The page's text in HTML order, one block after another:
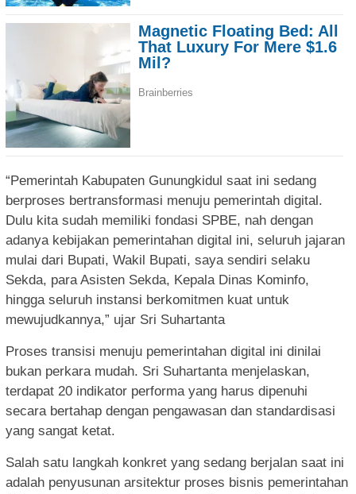
“Pemerintah Kabupaten Gunungkidul saat ini sedang
berproses bertransformasi menuju pemerintah digital.
Dulu kita sudah memiliki fondasi SPBE, nah dengan
adanya kebijakan pemerintahan digital ini, seluruh jajaran
mulai dari Bupati, Wakil Bupati, saya sendiri selaku
Sekda, para Asisten Sekda, Kepala Dinas Kominfo,
hingga seluruh instansi berkomitmen kuat untuk
mewujudkannya,” ujar Sri Suhartanta
Proses transisi menuju pemerintahan digital ini dinilai
bukan perkara mudah. Sri Suhartanta menjelaskan,
terdapat 20 indikator performa yang harus dipenuhi
secara bertahap dengan pengawasan dan standardisasi
yang sangat ketat.
Salah satu langkah konkret yang sedang berjalan saat ini
adalah penyusunan arsitektur proses bisnis pemerintahan